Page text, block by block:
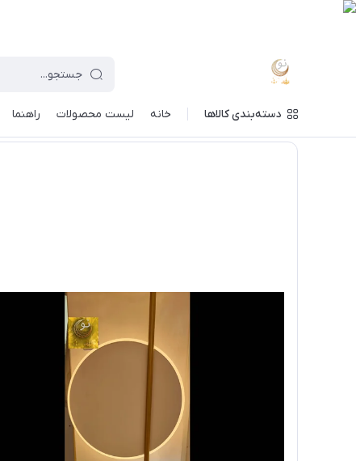
دسته‌بندی کالاها خانه لیست محصولات راهنما ماه نو / خرید لوستر بر اساس مدل / لوستر کریستالی سقفی /